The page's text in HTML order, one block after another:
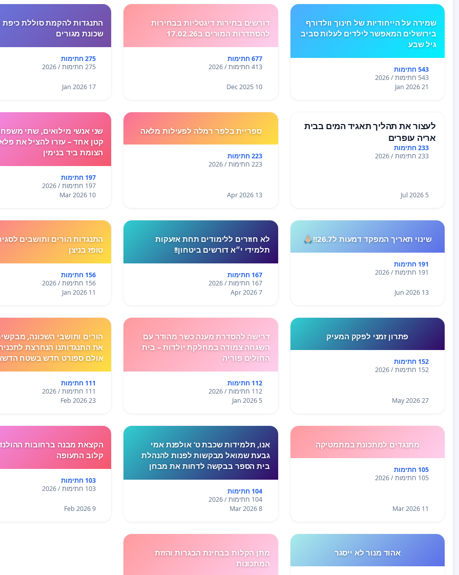
שמירה על הייחודיות של חינוך וולדורף
בירושלים המאפשר לילדים לעלות סביב
גיל שבע
543 חתימות
543 חתימות / 2026
21 Jan 2026
דורשים בחירות דיגטליות בבחירות
להסתדרות המורים ב17.02.26
677 חתימות
413 חתימות / 2026
10 Dec 2025
התנגדות להקמת סוללת כיפת
שכונת מגורים
275 חתימות
275 חתימות / 2026
17 Jan 2026
לעצור את תהליך תאגיד המים בבית
אריה עופרים
233 חתימות
233 חתימות / 2026
5 Jul 2026
ספריית בלפר רמלה לפעילות מלאה
223 חתימות
223 חתימות / 2026
13 Apr 2026
שני אנשי מילואים, שתי
קטן אחד – עזרו להציל את
הצומת ביד בנימין
197 חתימות
197 חתימות / 2026
10 Mar 2026
שינוי תאריך המפקד דמעות ל26.7!!🙏🏼
191 חתימות
191 חתימות / 2026
13 Jun 2026
לא חוזרים ללימודים תחת אזעקות
תלמידי י״א דורשים ביטחון!!
167 חתימות
167 חתימות / 2026
7 Apr 2026
התנגדות הורים ותושבים
טופז בניצן
156 חתימות
156 חתימות / 2026
11 Jan 2026
פתרון זמני לפקק המעיק
152 חתימות
152 חתימות / 2026
27 May 2026
דרישה להסדרת מענה כשר מהודר עם
השגחה צמודה במחלקת יולדות – בית
החולים פוריה
112 חתימות
112 חתימות / 2026
5 Jan 2026
הורים ותושבי השכונה,
את התנגדותנו הנחרצת
אולם ספורט חדש בשטח
111 חתימות
111 חתימות / 2026
23 Feb 2026
מתנגדים למתכונת במתמטיקה
105 חתימות
105 חתימות / 2026
11 Mar 2026
אנו, תלמידות שכבת ט’ אולפנת אמי
גבעת שמואל מבקשות לפנות להנהלת
בית הספר בבקשה לדחות את מבחן
האחרון לא התקיימו לימודים בעקבות
המצב הביטחוני, ורבות מאיתנו חוות
לחץ, מתח ו
104 חתימות
104 חתימות / 2026
8 Mar 2026
הקצאת מבנה ברחובות
קלוב התעופה
103 חתימות
103 חתימות / 2026
9 Feb 2026
אהוד מנור לא ייסגר
מתן הקלות בבחינת הבגרות והזזת
המתכונות